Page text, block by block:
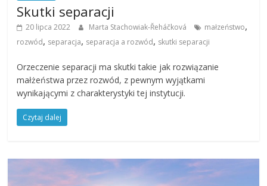
Skutki separacji
20 lipca 2022 Marta Stachowiak-­Řeháčková małzeństwo,
rozwód, separacja, separacja a rozwód, skutki separacji
Orzeczenie separacji ma skutki takie jak rozwiązanie
małżeństwa przez rozwód, z pewnym wyjątkami
wynikającymi z charakterystyki tej instytucji.
Czytaj dalej